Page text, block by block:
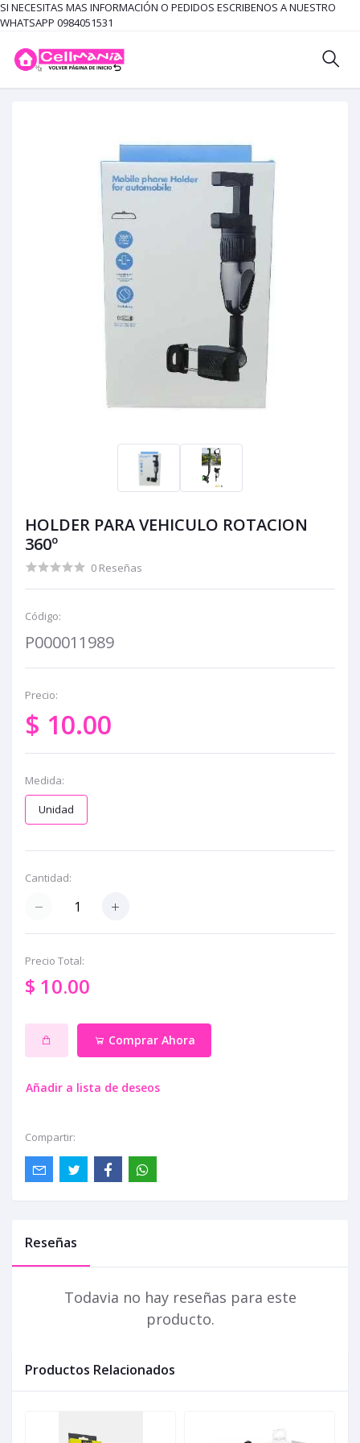
SI NECESITAS MAS INFORMACIÓN O PEDIDOS ESCRIBENOS A NUESTRO
WHATSAPP 0984051531
HOLDER PARA VEHICULO ROTACION
360º
0 Reseñas
Código:
P000011989
Precio:
$ 10.00
Medida:
Unidad
Cantidad:
Precio Total:
$ 10.00
Comprar Ahora
Añadir a lista de deseos
Compartir:
Reseñas
Todavia no hay reseñas para este
producto.
Productos Relacionados